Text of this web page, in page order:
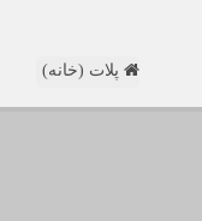
پلات (خانه)